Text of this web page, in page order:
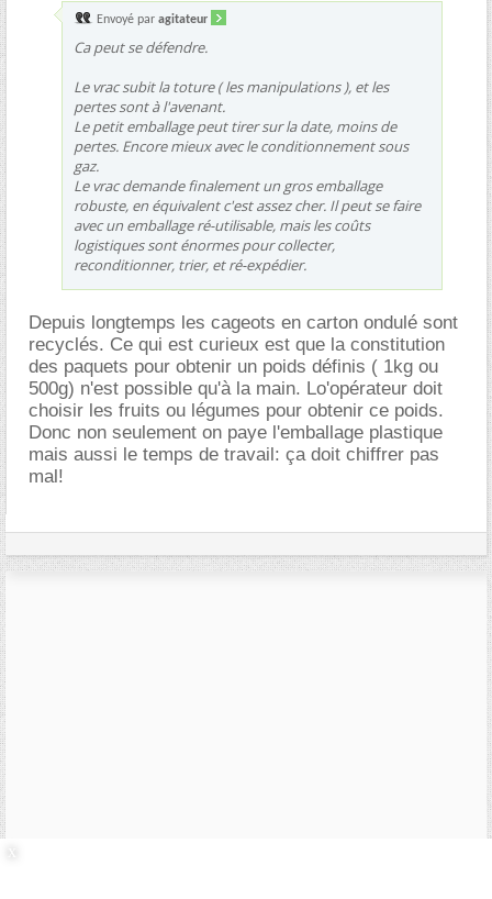
Envoyé par agitateur
Ca peut se défendre.
Le vrac subit la toture ( les manipulations ), et les
pertes sont à l'avenant.
Le petit emballage peut tirer sur la date, moins de
pertes. Encore mieux avec le conditionnement sous
gaz.
Le vrac demande finalement un gros emballage
robuste, en équivalent c'est assez cher. Il peut se faire
avec un emballage ré-utilisable, mais les coûts
logistiques sont énormes pour collecter,
reconditionner, trier, et ré-expédier.
Depuis longtemps les cageots en carton ondulé sont
recyclés. Ce qui est curieux est que la constitution
des paquets pour obtenir un poids définis ( 1kg ou
500g) n'est possible qu'à la main. Lo'opérateur doit
choisir les fruits ou légumes pour obtenir ce poids.
Donc non seulement on paye l'emballage plastique
mais aussi le temps de travail: ça doit chiffrer pas
mal!